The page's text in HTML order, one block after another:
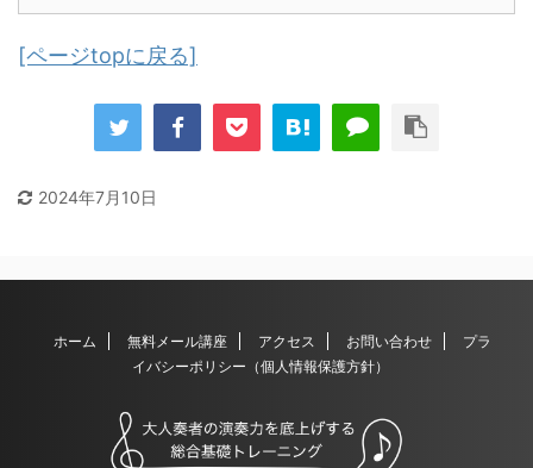
[ページtopに戻る]
2024年7月10日
ホーム 無料メール講座 アクセス お問い合わせ
プラ
イバシーポリシー（個人情報保護方針）